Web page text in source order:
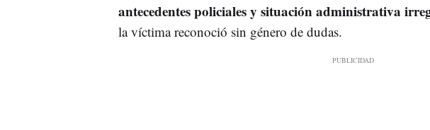
antecedentes policiales y situación administrativa
la víctima reconoció sin género de dudas.